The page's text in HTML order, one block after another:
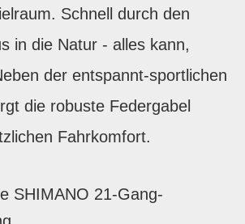
Schnell durch den
in die Natur - alles kann,
der entspannt-sportlichen
die robuste Federgabel
Fahrkomfort.
SHIMANO 21-Gang-